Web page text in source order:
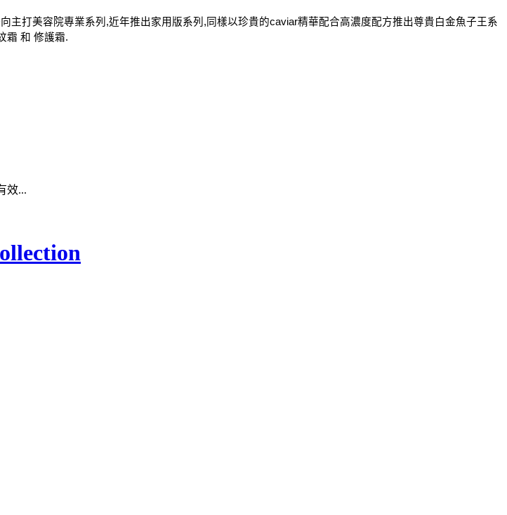
打美容院專業系列,近年推出家用版系列,同樣以珍貴的caviar精華配合高濃度配方推出尊貴白金魚子王系
霜 和 修護霜.
效...